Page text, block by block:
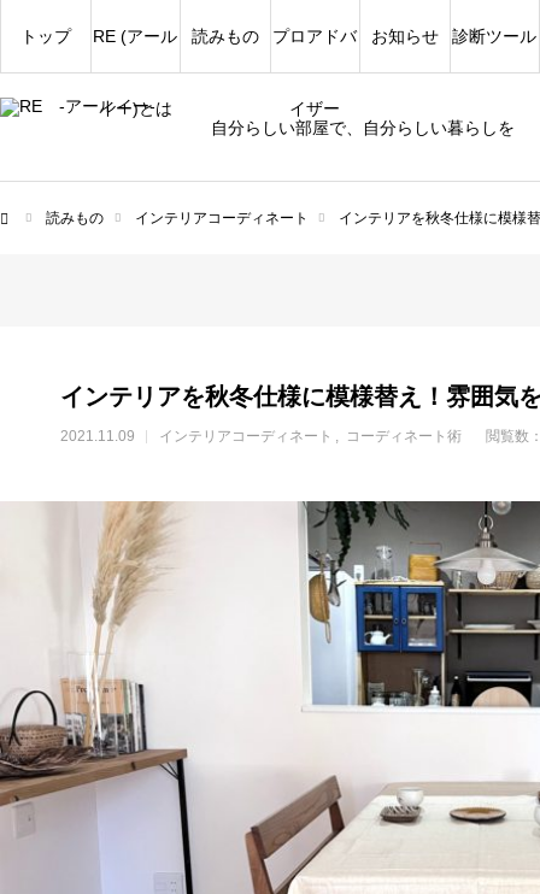
自分らしい部屋で、自分らしい暮らしを
トップ RE (アール
イー)とは
読みもの プロアドバ
イザー
お知らせ 診断ツール
読みもの インテリアコーディネート インテリアを秋冬仕様に模様
インテリアを秋冬仕様に模様替え！雰囲気
2021.11.09 インテリアコーディネート コーディネート術 閲覧数